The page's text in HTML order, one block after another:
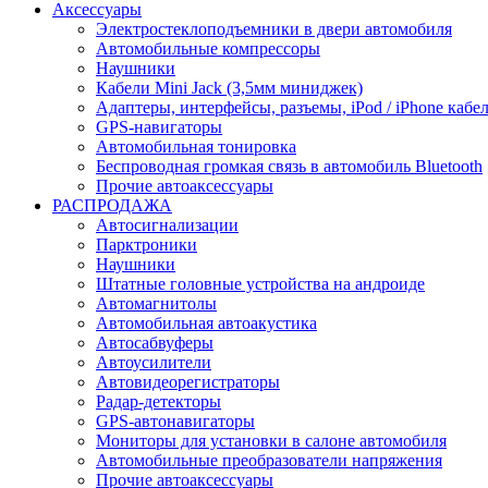
Аксессуары
Электростеклоподъемники в двери автомобиля
Автомобильные компрессоры
Наушники
Кабели Mini Jack (3,5мм миниджек)
Адаптеры, интерфейсы, разъемы, iPod / iPhone
GPS-навигаторы
Автомобильная тонировка
Беспроводная громкая связь в автомобиль Bluetooth
Прочие автоаксессуары
РАСПРОДАЖА
Автосигнализации
Парктроники
Наушники
Штатные головные устройства на андроиде
Автомагнитолы
Автомобильная автоакустика
Автосабвуферы
Автоусилители
Автовидеорегистраторы
Радар-детекторы
GPS-автонавигаторы
Мониторы для установки в салоне автомобиля
Автомобильные преобразователи напряжения
Прочие автоаксессуары